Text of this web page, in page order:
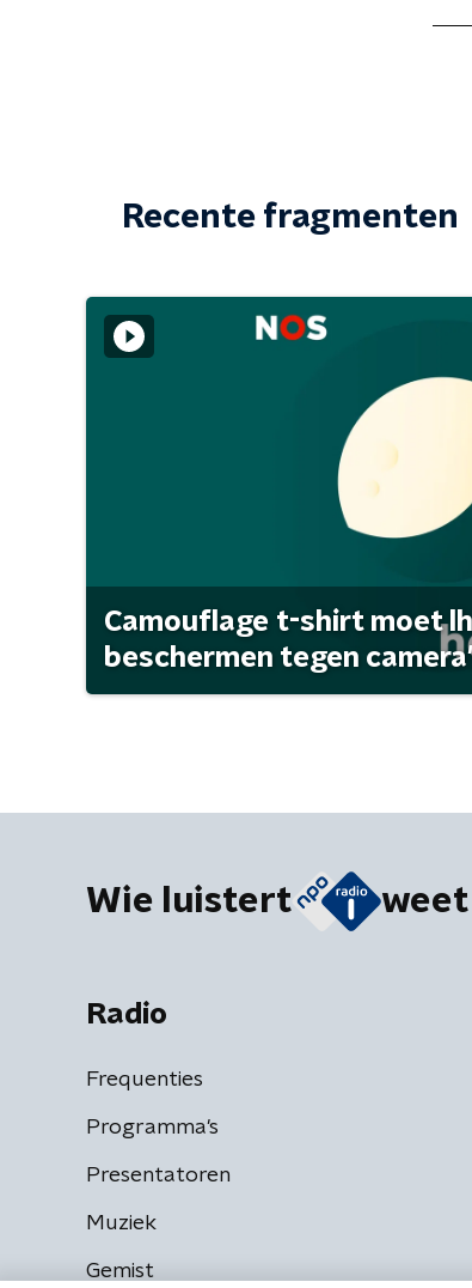
Recente fragmenten
Camouflage t-shirt moet
beschermen tegen
Wie luistert
Radio
Frequenties
Programma's
Presentatoren
Muziek
Gemist